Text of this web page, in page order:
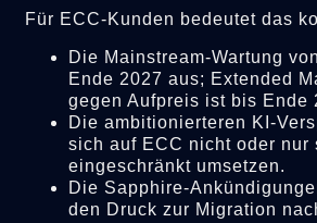
Für ECC-Kunden bedeutet das
Die Mainstream-Wartung
Ende 2027 aus; Extended
gegen Aufpreis ist bis Ende
Die ambitionierteren KI-
sich auf ECC nicht oder nur
eingeschränkt umsetzen.
Die Sapphire-
den Druck zur Migration